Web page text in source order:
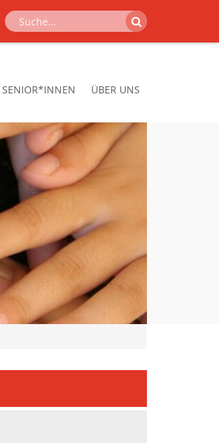
SENIOR*INNEN ÜBER UNS